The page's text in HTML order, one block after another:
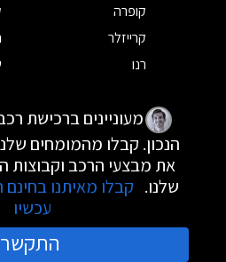
קופרה
קרייזלר
רנו
מעוניינים ברכישת
הנכון. קבלו מהמומחים
את מבצעי הרכב וקבוצות
שלנו. קבלו מאיתנו
עכשיו